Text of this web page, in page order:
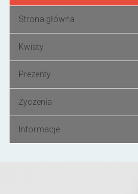
Strona główna
Kwiaty
Prezenty
Życzenia
Informacje